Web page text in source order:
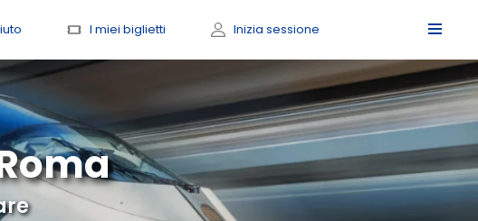
I miei biglietti Inizia sessione